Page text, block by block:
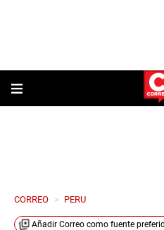
CORREO > PERU
Añadir Correo como fuente